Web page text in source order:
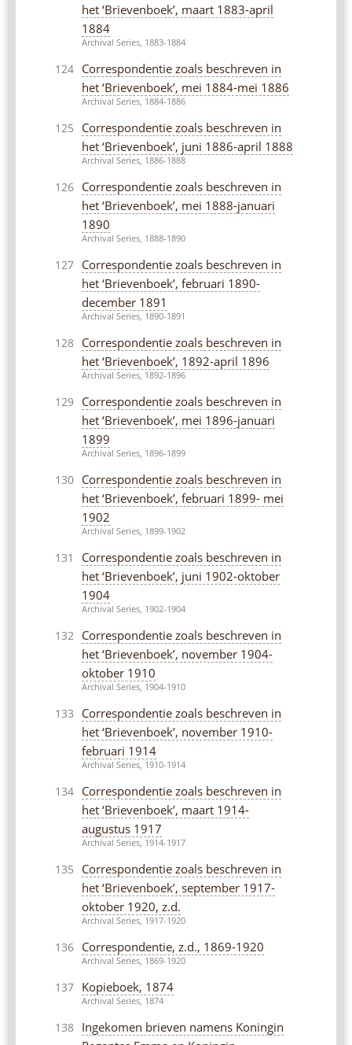
het ‘Brievenboek’, maart 1883-april
1884
Archival Series, 1883-1884
124
Correspondentie zoals beschreven in
het ‘Brievenboek’, mei 1884-mei 1886
Archival Series, 1884-1886
125
Correspondentie zoals beschreven in
het ‘Brievenboek’, juni 1886-april 1888
Archival Series, 1886-1888
126
Correspondentie zoals beschreven in
het ‘Brievenboek’, mei 1888-januari
1890
Archival Series, 1888-1890
127
Correspondentie zoals beschreven in
het ‘Brievenboek’, februari 1890-
december 1891
Archival Series, 1890-1891
128
Correspondentie zoals beschreven in
het ‘Brievenboek’, 1892-april 1896
Archival Series, 1892-1896
129
Correspondentie zoals beschreven in
het ‘Brievenboek’, mei 1896-januari
1899
Archival Series, 1896-1899
130
Correspondentie zoals beschreven in
het ‘Brievenboek’, februari 1899- mei
1902
Archival Series, 1899-1902
131
Correspondentie zoals beschreven in
het ‘Brievenboek’, juni 1902-oktober
1904
Archival Series, 1902-1904
132
Correspondentie zoals beschreven in
het ‘Brievenboek’, november 1904-
oktober 1910
Archival Series, 1904-1910
133
Correspondentie zoals beschreven in
het ‘Brievenboek’, november 1910-
februari 1914
Archival Series, 1910-1914
134
Correspondentie zoals beschreven in
het ‘Brievenboek’, maart 1914-
augustus 1917
Archival Series, 1914-1917
135
Correspondentie zoals beschreven in
het ‘Brievenboek’, september 1917-
oktober 1920, z.d.
Archival Series, 1917-1920
136 Correspondentie, z.d., 1869-1920
Archival Series, 1869-1920
137 Kopieboek, 1874
Archival Series, 1874
138
Ingekomen brieven namens Koningin